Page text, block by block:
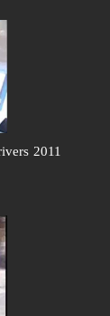
2011 Mercedes SLS GT3 tested by former F1 Drivers